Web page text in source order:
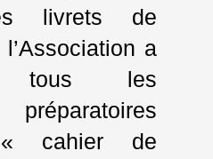
livrets de
a
tous les
cahier de